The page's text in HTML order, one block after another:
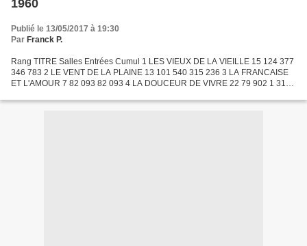
1960
Publié le 13/05/2017 à 19:30
Par Franck P.
Rang TITRE Salles Entrées Cumul 1 LES VIEUX DE LA VIEILLE 15 124 377
346 783 2 LE VENT DE LA PLAINE 13 101 540 315 236 3 LA FRANCAISE
ET L'AMOUR 7 82 093 82 093 4 LA DOUCEUR DE VIVRE 22 79 902 1 319